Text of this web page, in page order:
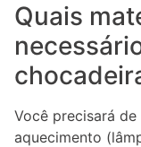
Quais
Você precisará
aquecimento